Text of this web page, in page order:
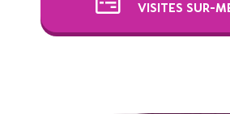
VISITES SUR-